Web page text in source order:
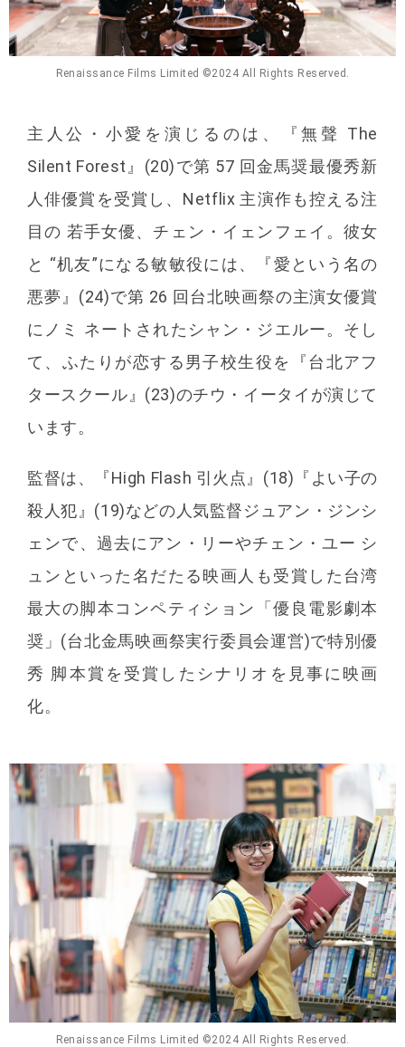
Renaissance Films Limited ©️2024 All Rights Reserved.
主人公・小愛を演じるのは、『無聲 The
Silent Forest』(20)で第 57 回金馬奨最優秀新
人俳優賞を受賞し、Netflix 主演作も控える注
目の 若手女優、チェン・イェンフェイ。彼女
と “机友”になる敏敏役には、『愛という名の
悪夢』(24)で第 26 回台北映画祭の主演女優賞
にノミ ネートされたシャン・ジエルー。そし
て、ふたりが恋する男子校生役を『台北アフ
タースクール』(23)のチウ・イータイが演じて
います。
監督は、『High Flash 引火点』(18)『よい子の
殺人犯』(19)などの人気監督ジュアン・ジンシ
ェンで、過去にアン・リーやチェン・ユー シ
ュンといった名だたる映画人も受賞した台湾
最大の脚本コンペティション「優良電影劇本
奨」(台北金馬映画祭実行委員会運営)で特別優
秀 脚本賞を受賞したシナリオを見事に映画
化。
Renaissance Films Limited ©️2024 All Rights Reserved.